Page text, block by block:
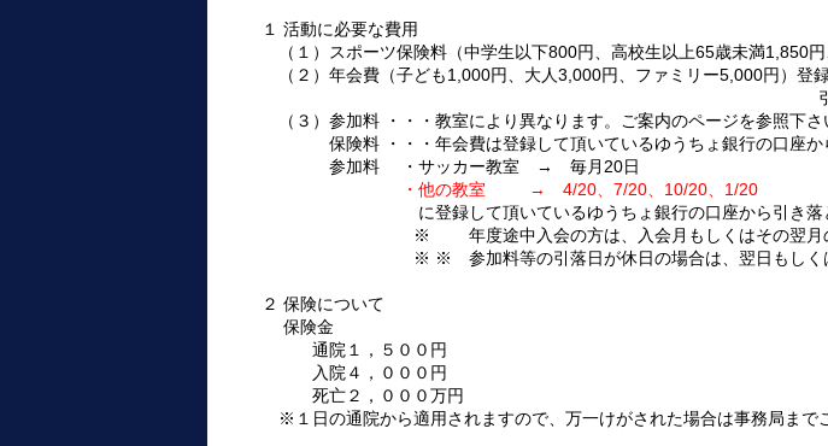
１ 活動に必要な費用
（１）スポーツ保険料（中学生以下800円、高校生以上65歳未満
（２）年会費（子ども1,000円、大人3,000円、ファミリー5,000円）登
引き落とさせていた
（３）参加料 ・・・教室により異なります。ご案内のページを参
保険料 ・・・年会費は登録して頂いているゆうちょ銀行の口座
参加料
・サッカー教室 → 毎月20日
・他の教室 → 4/20、7/20、10/20、1/20
に登録して頂いているゆうちょ銀行の口座から引き落
※ 年度途中入会の方は、入会月もしくはその翌月の20日
※ ※ 参加料等の引落日が休日の場合は、翌日もしくは翌々
２ 保険について
保険金
通院１，５００円
入院４，０００円
死亡２，０００万円
※１日の通院から適用されますので、万一けがされた場合は事務局までご